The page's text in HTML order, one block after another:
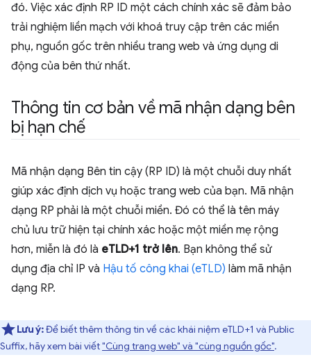
đó. Việc xác định RP ID một cách chính xác sẽ đảm bảo
trải nghiệm liền mạch với khoá truy cập trên các miền
phụ, nguồn gốc trên nhiều trang web và ứng dụng di
động của bên thứ nhất.
Thông tin cơ bản về mã nhận dạng bên
bị hạn chế
Mã nhận dạng Bên tin cậy (RP ID) là một chuỗi duy nhất
giúp xác định dịch vụ hoặc trang web của bạn. Mã nhận
dạng RP phải là một chuỗi miền. Đó có thể là tên máy
chủ lưu trữ hiện tại chính xác hoặc một miền mẹ rộng
hơn, miễn là đó là eTLD+1 trở lên. Bạn không thể sử
dụng địa chỉ IP và Hậu tố công khai (eTLD) làm mã nhận
dạng RP.
Lưu ý:Để biết thêm thông tin về các khái niệm eTLD+1 và Public
Suffix, hãy xem bài viết"Cùng trang web" và "cùng nguồn gốc".